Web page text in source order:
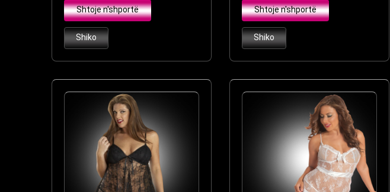
Shtoje n'shportë
Shiko
Shtoje n'shportë
Shiko